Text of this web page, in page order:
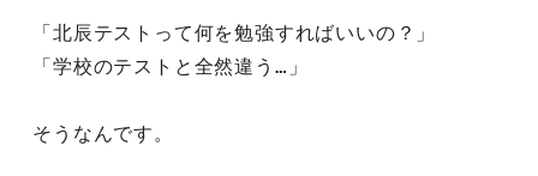
「北辰テストって何を勉強すればいいの？」
「学校のテストと全然違う…」
そうなんです。